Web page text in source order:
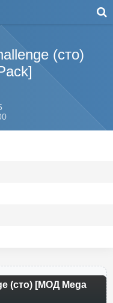
(сто)
(сто) [МОД Mega